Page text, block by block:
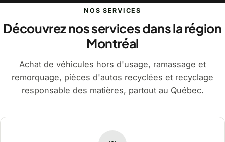
NOS SERVICES
Découvrez nos services dans la région
Montréal
Achat de véhicules hors d'usage, ramassage et
remorquage, pièces d'autos recyclées et recyclage
responsable des matières, partout au Québec.